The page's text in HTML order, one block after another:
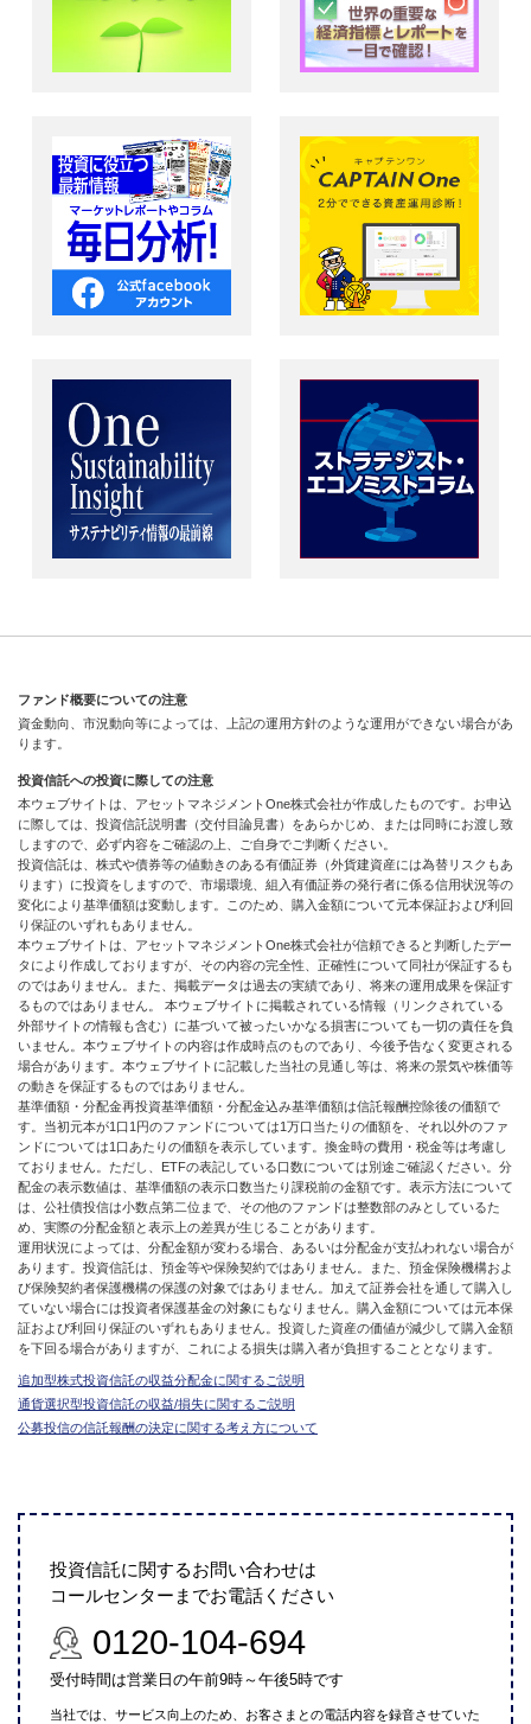
ファンド概要についての注意
資金動向、市況動向等によっては、上記の運用方針のような運用ができない場合があ
ります。
投資信託への投資に際しての注意
本ウェブサイトは、アセットマネジメントOne株式会社が作成したものです。お申込
に際しては、投資信託説明書（交付目論見書）をあらかじめ、または同時にお渡し致
しますので、必ず内容をご確認の上、ご自身でご判断ください。
投資信託は、株式や債券等の値動きのある有価証券（外貨建資産には為替リスクもあ
ります）に投資をしますので、市場環境、組入有価証券の発行者に係る信用状況等の
変化により基準価額は変動します。このため、購入金額について元本保証および利回
り保証のいずれもありません。
本ウェブサイトは、アセットマネジメントOne株式会社が信頼できると判断したデー
タにより作成しておりますが、その内容の完全性、正確性について同社が保証するも
のではありません。また、掲載データは過去の実績であり、将来の運用成果を保証す
るものではありません。 本ウェブサイトに掲載されている情報（リンクされている
外部サイトの情報も含む）に基づいて被ったいかなる損害についても一切の責任を負
いません。本ウェブサイトの内容は作成時点のものであり、今後予告なく変更される
場合があります。本ウェブサイトに記載した当社の見通し等は、将来の景気や株価等
の動きを保証するものではありません。
基準価額・分配金再投資基準価額・分配金込み基準価額は信託報酬控除後の価額で
す。当初元本が1口1円のファンドについては1万口当たりの価額を、それ以外のファ
ンドについては1口あたりの価額を表示しています。換金時の費用・税金等は考慮し
ておりません。ただし、ETFの表記している口数については別途ご確認ください。分
配金の表示数値は、基準価額の表示口数当たり課税前の金額です。表示方法について
は、公社債投信は小数点第二位まで、その他のファンドは整数部のみとしているた
め、実際の分配金額と表示上の差異が生じることがあります。
運用状況によっては、分配金額が変わる場合、あるいは分配金が支払われない場合が
あります。投資信託は、預金等や保険契約ではありません。また、預金保険機構およ
び保険契約者保護機構の保護の対象ではありません。加えて証券会社を通して購入し
ていない場合には投資者保護基金の対象にもなりません。購入金額については元本保
証および利回り保証のいずれもありません。投資した資産の価値が減少して購入金額
を下回る場合がありますが、これによる損失は購入者が負担することとなります。
追加型株式投資信託の収益分配金に関するご説明
通貨選択型投資信託の収益/損失に関するご説明
公募投信の信託報酬の決定に関する考え方について
投資信託に関するお問い合わせは
コールセンターまでお電話ください
0120-104-694
受付時間は営業日の午前9時～午後5時です
当社では、サービス向上のため、お客さまとの電話内容を録音させていた